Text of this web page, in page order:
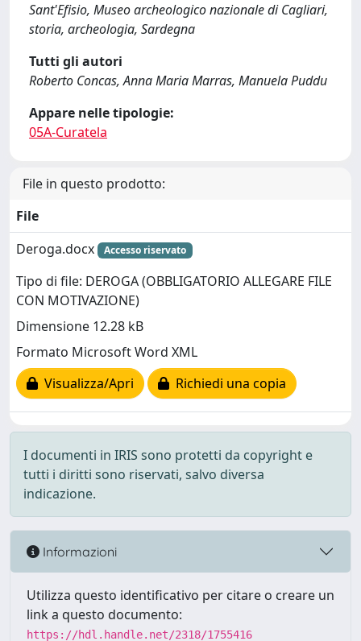
Sant'Efisio, Museo archeologico nazionale di Cagliari,
storia, archeologia, Sardegna
Tutti gli autori
Roberto Concas, Anna Maria Marras, Manuela Puddu
Appare nelle tipologie:
05A-Curatela
File in questo prodotto:
File
Deroga.docx
Accesso riservato
Tipo di file: DEROGA (OBBLIGATORIO ALLEGARE FILE
CON MOTIVAZIONE)
Dimensione 12.28 kB
Formato Microsoft Word XML
Visualizza/Apri
Richiedi una copia
I documenti in IRIS sono protetti da copyright e
tutti i diritti sono riservati, salvo diversa
indicazione.
Informazioni
Utilizza questo identificativo per citare o creare un
link a questo documento:
https://hdl.handle.net/2318/1755416